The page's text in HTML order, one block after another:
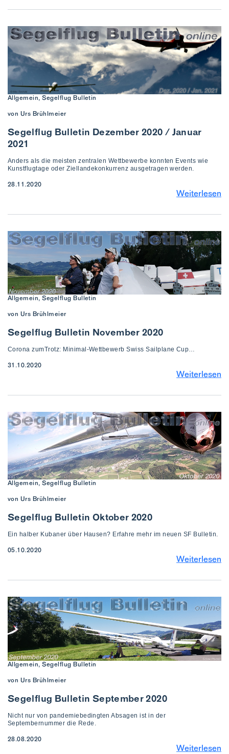
Allgemein, Segelflug Bulletin
von Urs Brühlmeier
Segelflug Bulletin Dezember 2020 / Januar
2021
Anders als die meisten zentralen Wettbewerbe konnten Events wie
Kunstflugtage oder Ziellandekonkurrenz ausgetragen werden.
28.11.2020
Weiterlesen
Allgemein, Segelflug Bulletin
von Urs Brühlmeier
Segelflug Bulletin November 2020
Corona zumTrotz: Minimal-Wettbewerb Swiss Sailplane Cup…
31.10.2020
Weiterlesen
Allgemein, Segelflug Bulletin
von Urs Brühlmeier
Segelflug Bulletin Oktober 2020
Ein halber Kubaner über Hausen? Erfahre mehr im neuen SF Bulletin.
05.10.2020
Weiterlesen
Allgemein, Segelflug Bulletin
von Urs Brühlmeier
Segelflug Bulletin September 2020
Nicht nur von pandemiebedingten Absagen ist in der
Septembernummer die Rede.
28.08.2020
Weiterlesen